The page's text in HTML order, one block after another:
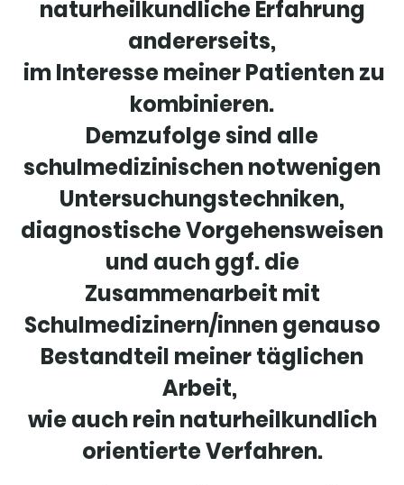
naturheilkundliche Erfahrung
andererseits,
im Interesse meiner Patienten zu
kombinieren.
Demzufolge sind alle
schulmedizinischen notwenigen
Untersuchungstechniken,
diagnostische Vorgehensweisen
und auch ggf. die
Zusammenarbeit mit
Schulmedizinern/innen genauso
Bestandteil meiner täglichen
Arbeit,
wie auch rein naturheilkundlich
orientierte Verfahren.